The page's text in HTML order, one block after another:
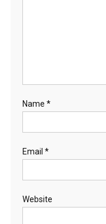
Name *
Email *
Website